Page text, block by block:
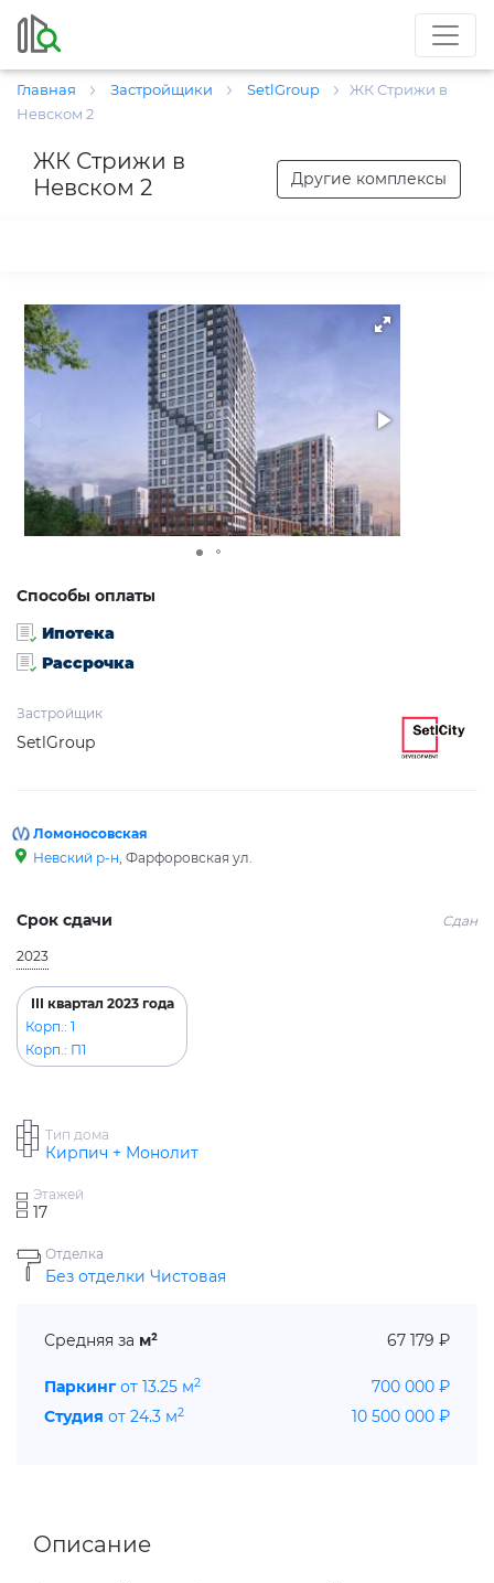
Главная Застройщики SetlGroup
ЖК Стрижи в
Невском 2
ЖК Стрижи в
Невском 2
Другие комплексы
Способы оплаты
Ипотека
Рассрочка
Застройщик
SetlGroup
Ломоносовская
Невский р-н, Фарфоровская ул.
Срок сдачи Сдан
2023
III квартал 2023 года
Корп.: 1
Корп.: П1
Тип дома
Кирпич + Монолит
Этажей
17
Отделка
Без отделки Чистовая
Средняя за м² 67 179 ₽
Паркинг от 13.25 м2
700 000 ₽
Студия от 24.3 м2 10 500 000 ₽
Описание